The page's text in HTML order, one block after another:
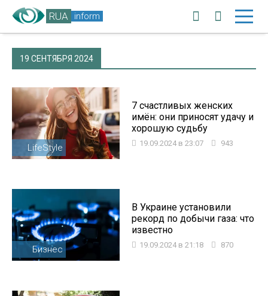
RUA inform
19 СЕНТЯБРЯ 2024
LifeStyle
7 счастливых женских
имён: они приносят удачу и
хорошую судьбу
19.09.2024 в 23:07 943
Бизнес
В Украине установили
рекорд по добычи газа: что
известно
19.09.2024 в 21:18 870